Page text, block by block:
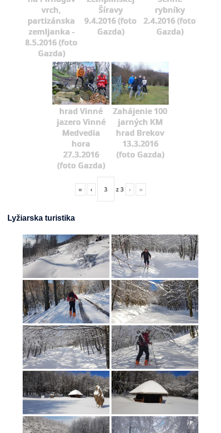
vrch,
partizánska
zemljanka -
8.5.2016 (foto
Gazda)
Šíravy
9.4.2016 (foto
Gazda)
rybníky
2.4.2016 (foto
Gazda)
hrad Vinné
jazero Vinné
Medvedia
hora
27.3.2016
(foto Gazda)
Zahájenie 100
jarných KM
hrad Brekov
13.3.2016
(foto Gazda)
« ‹ z3 › »
Lyžiarska turistika